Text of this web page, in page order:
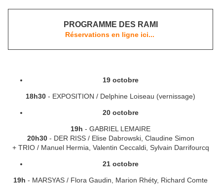
PROGRAMME DES RAMI
Réservations en ligne ici...
19 octobre
18h30 - EXPOSITION / Delphine Loiseau (vernissage)
20 octobre
19h - GABRIEL LEMAIRE
20h30- DER RISS / Elise Dabrowski, Claudine Simon
+ TRIO / Manuel Hermia, Valentin Ceccaldi, Sylvain Darrifourcq
21 octobre
19h - MARSYAS / Flora Gaudin, Marion Rhéty, Richard Comte